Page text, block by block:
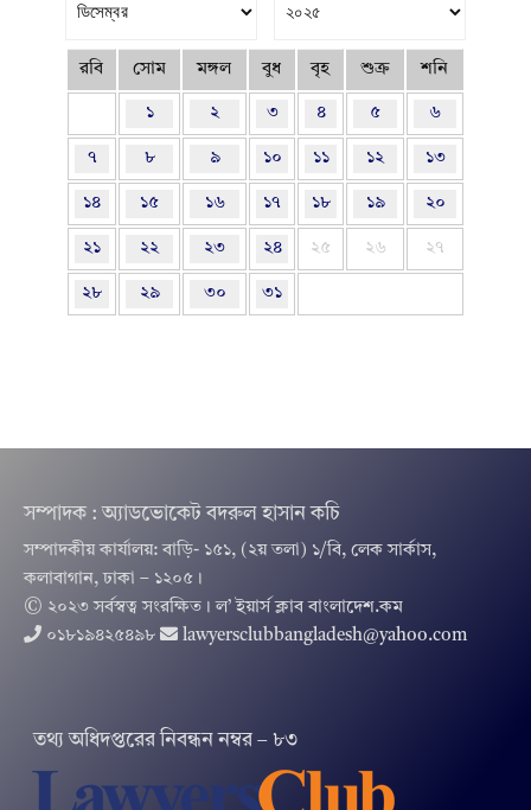
রবি সোম মঙ্গল বুধ বৃহ শুক্র শনি
১ ২ ৩ ৪ ৫ ৬
৭ ৮ ৯ ১০ ১১ ১২ ১৩
১৪ ১৫ ১৬ ১৭ ১৮ ১৯ ২০
২১ ২২ ২৩ ২৪ ২৫ ২৬ ২৭
২৮ ২৯ ৩০ ৩১
সম্পাদক : অ্যাডভোকেট বদরুল হাসান কচি
সম্পাদকীয় কার্যালয়: বাড়ি- ১৫১, (২য় তলা) ১/বি, লেক সার্কাস,
কলাবাগান, ঢাকা – ১২০৫।
© ২০২৩ সর্বস্বত্ব সংরক্ষিত । ল’ ইয়ার্স ক্লাব বাংলাদেশ.কম
০১৮১৯৪২৫৪৯৮
lawyersclubbangladesh@yahoo.com
তথ‌্য অ‌ধিদপ্ত‌রের নিবন্ধন নম্বর – ৮৩